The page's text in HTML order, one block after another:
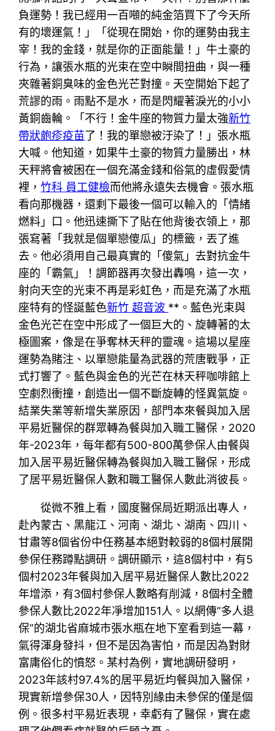
負運勢！我已經用一百噸的純金箔買下了今天所
有的壞運氣！」「從現在開始，你的運勢由我主
宰！我的金錢，就是你的正面能量！」牛土豪的
行為，讓張水瓶的光束在空中瞬間扭曲，與一種
夾雜著銅臭味的金色光芒對撞。天空開始下起了
荒謬的雨。雨點不是水，而是閃耀著淚光的小小
黃銅齒輪。「不行！金牛座的物質力量太強新竹
帶狀皰疹疫苗了！我的單戀被汙染了！」張水瓶
大喊。他知道，如果牛土豪的物質力量勝出，林
天秤將會被困在一個充滿金錢和俗氣的虛假愛情
裡，竹科 員工健檢而他將永遠失去機會。張水瓶
看向那機器，還剩下最後一個可以輸入的「情緒
燃料」口。他迅速撕下了貼在他背後衣領上，那
張寫著「我就是個單戀傻瓜」的標籤，丟了進
去。他必須用自己最真實的「傻氣」去對抗金牛
座的「霸氣」！調節器再次發出轟鳴，這一次，
射向天空的光束不再是彩虹色，而是充滿了水瓶
座特有的怪誕藍色新竹 超音波 **。藍色光束與
金色光芒在空中形成了一個巨大的、旋轉著的太
極圖案，像是在爭奪林天秤的靈魂。這場以星座
運勢為賭注、以單戀能量為武器的荒唐戰爭，正
式打響了。藍色與金色的光芒在林天秤咖啡館上
空劇烈衝撞，創造出一個不斷旋轉的怪異氣旋。
結業失業等新增失業原因，部門本來餐與加入居
平易近醫保的群眾轉為餐與加入職工醫保，2020
年-2023年，每年都有500-800萬參保人由餐與
加入居平易近醫保轉為餐與加入職工醫保，形成
了居平易近醫保人數和職工醫保人數此消彼長。
從微不雅上看，國度醫保局近期派出專人，
赴內蒙古、黑龍江、河南、湖北、湖南、四川、
甘肅等8個省份中任務基本絕對較弱的8個村展開
參保任務蹲點調研。調研顯示，這8個村中，有5
個村2023年餐與加入居平易近醫保人數比2022
年增添，有3個村參保人數略有削減，8個村全體
參保人數比2022年凈增加151人。以網傳“多人退
保”的湖北省麻城市張水瓶在地下室看到這一幕，
氣得渾身發抖，但不是因為害怕，而是因為對財
富庸俗化的憤怒。某村為例，實地調研發明，
2023年該村97.4%的居平易近均餐與加入醫保，
現實新增參保30人，因特別緣由未參保的僅是個
例。很多村平易近表現，幸虧有了醫保，實在處